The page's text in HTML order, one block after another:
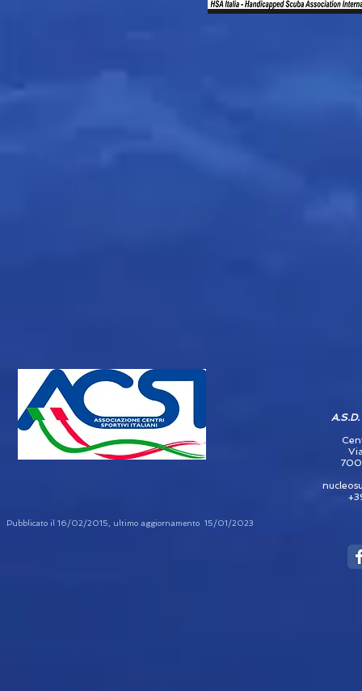
Pubblicato il 16/02/2015, ultimo aggiornamento 15/01/2023